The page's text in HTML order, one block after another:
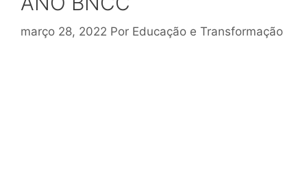
março 28, 2022 Por Educação e Transformação